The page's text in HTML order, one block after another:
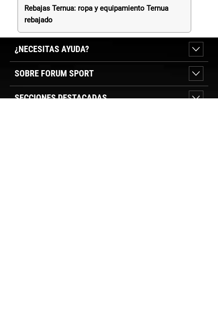
Rebajas Ternua: ropa y equipamiento Ternua
rebajado
¿NECESITAS AYUDA?
SOBRE FORUM SPORT
SECCIONES DESTACADAS